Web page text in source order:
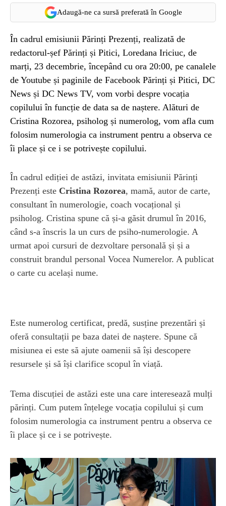
Adaugă-ne ca sursă preferată în Google
În cadrul emisiunii Părinți Prezenți, realizată de
redactorul-șef Părinți și Pitici, Loredana Iriciuc, de
marți, 23 decembrie, începând cu ora 20:00, pe canalele
de Youtube și paginile de Facebook Părinți și Pitici, DC
News și DC News TV, vom vorbi despre vocația
copilului în funcție de data sa de naștere. Alături de
Cristina Rozorea, psiholog și numerolog, vom afla cum
folosim numerologia ca instrument pentru a observa ce
îi place și ce i se potrivește copilului.
În cadrul ediției de astăzi, invitata emisiunii Părinți
Prezenți este Cristina Rozorea, mamă, autor de carte,
consultant în numerologie, coach vocațional și
psiholog. Cristina spune că și-a găsit drumul în 2016,
când s-a înscris la un curs de psiho-numerologie. A
urmat apoi cursuri de dezvoltare personală și și a
construit brandul personal Vocea Numerelor. A publicat
o carte cu același nume.
Este numerolog certificat, predă, susține prezentări și
oferă consultații pe baza datei de naștere. Spune că
misiunea ei este să ajute oamenii să își descopere
resursele și să își clarifice scopul în viață.
Tema discuției de astăzi este una care interesează mulți
părinți. Cum putem înțelege vocația copilului și cum
folosim numerologia ca instrument pentru a observa ce
îi place și ce i se potrivește.